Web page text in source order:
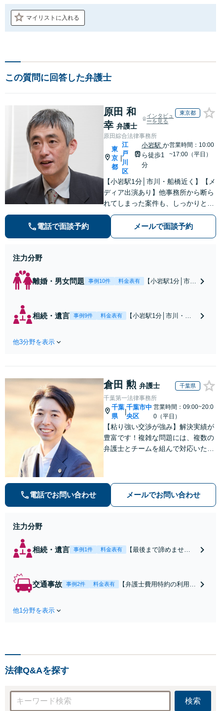
マイリストに入れる
この質問に回答した弁護士
原田 和
幸 弁護士
インタビュ
ーを見る
東京都
原田綜合法律事務所
東
京
都
江
戸
川
区
小岩駅か
ら徒歩1
分
営業時間：10:00
~17:00（平日）
【小岩駅1分│市川・船橋近く】【メ
ディア出演あり】他事務所から断ら
れてしまった案件も、しっかりと面
談し、法的アドバイスをいたします
【解決実績約1000件】豊富な離婚調
停・裁判実績あり【不動産業界出
電話で面談予約 メールで面談予約
注力分野
離婚・男女問題 事例10件 料金表有
【小岩駅1分│市
回避、裁判提起前
の和解、子の認知
離婚に関するお悩
みは、お気軽にご
相談ください【メ
ディア出演】【早
朝・夜間対応可】
相続・遺言 事例9件 料金表有
【小岩駅1分│市川・船
【江戸川区内出張サー
しい地域の皆さまも、
気兼ねなくお問い合わ
せください【メディア
出演】【早朝・夜間・
休日対応可】
他3分野を表示
倉田 勲 弁護士 千葉県
千葉第一法律事務所
千葉
県
千葉市中
央区
営業時間：09:00~20:0
0（平日）
【粘り強い交渉が強み】解決実績が
豊富です！複雑な問題には、複数の
弁護士とチームを組んで対応いたし
気軽にご相談ください。
電話でお問い合わせ メールでお問い合わせ
注力分野
相続・遺言 事例1件 料金表有
【最後まで諦めませ
合意してしまう前にご
交通事故 事例2件 料金表有
【弁護士費用特約の利用＆
は損をしてしまうかもしれ
他1分野を表示
法律Q&Aを探す
検索